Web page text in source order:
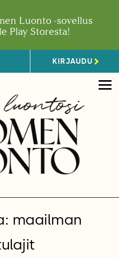
Luonto -sovellus
Play Storesta!
KIRJAUDU
maailman